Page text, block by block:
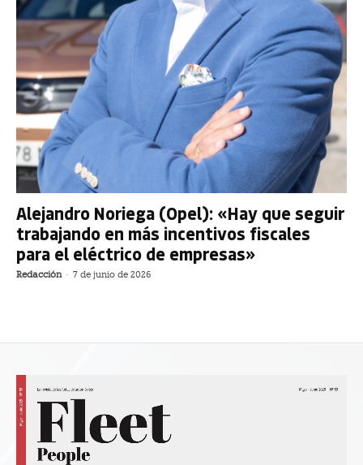
Alejandro Noriega (Opel): «Hay que seguir
trabajando en más incentivos fiscales
para el eléctrico de empresas»
Redacción - 7 de junio de 2026